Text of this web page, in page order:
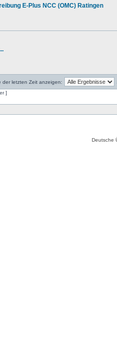
E-Plus NCC (OMC) Ratingen
der letzten Zeit anzeigen:
]
Deutsche